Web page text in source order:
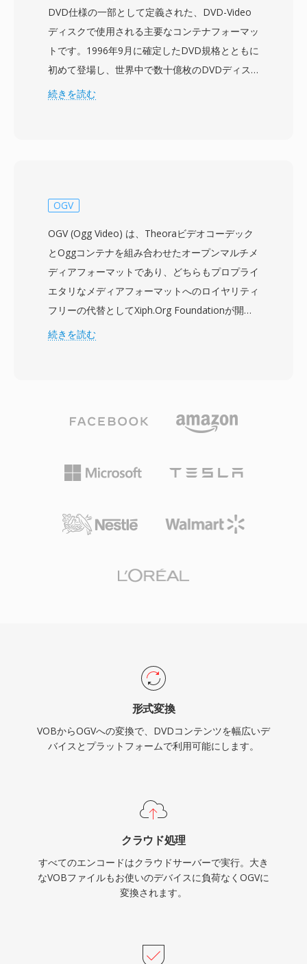
DVD仕様の一部として定義された、DVD-Video
ディスクで使用される主要なコンテナフォーマッ
トです。1996年9月に確定したDVD規格とともに
初めて登場し、世界中で数十億枚のDVDディス
クに使用されてきました。VOBファイルは
ーバーレイとしてのDVD字幕ストリーム、メニ
タ、チャプターポイント情報も格納します。ファ
イルはDVDディスクのVIDEO_TSディレクトリに
置かれ、命名規則 (VTS_01_1.VOBなど) はコンテ
ンツのタイトルとパート構造を反映しています。
個々のVOBファイルはUDFファイルシステム要
件に対応するため約1 GBに制限されており、よ
を、音声と映像の合計で最大9.8 Mbpsのビット
レートでサポートしています。映像、マルチトラ
プログラムストリームに統合することで、VOB
ションとなりました。ストリーミングや新しいデ
ィスクフォーマットが新規コンテンツではDVD
ンテンツの膨大なライブラリへのアクセスに引き
続きを読む
OGV
OGV (Ogg Video) は、Theoraビデオコーデック
とOggコンテナを組み合わせたオープンマルチメ
ディアフォーマットであり、どちらもプロプライ
エタリなメディアフォーマットへのロイヤリティ
フリーの代替としてXiph.Org Foundationが開発
しました。Theora 1.0は2008年11月に安定版を
て映像を圧縮し、同様のビットレートでMPEG-4
テナはページベースの多重化方式を使用し、
Theora映像をVorbisまたはOpusオーディオとイ
ーンストリームや同期マルチメディア再生のため
歴史的に重要であり、HTML5ビデオ要素向けに
せずにWebビデオが機能できることを実証しま
した。フォーマットはOggコンテナ内でFLACロ
スレスオーディオ、Kate字幕ストリーム、
Skeletonメタデータもサポートしています。
WebMやAV1がオープンソースビデオの分野で
ール、特許に関する完全な自由が優先されるコン
続きを読む
形式変換
VOBからOGVへの変換で、DVDコンテンツを幅広いデ
バイスとプラットフォームで利用可能にします。
クラウド処理
すべてのエンコードはクラウドサーバーで実行。大き
なVOBファイルもお使いのデバイスに負荷なくOGVに
変換されます。